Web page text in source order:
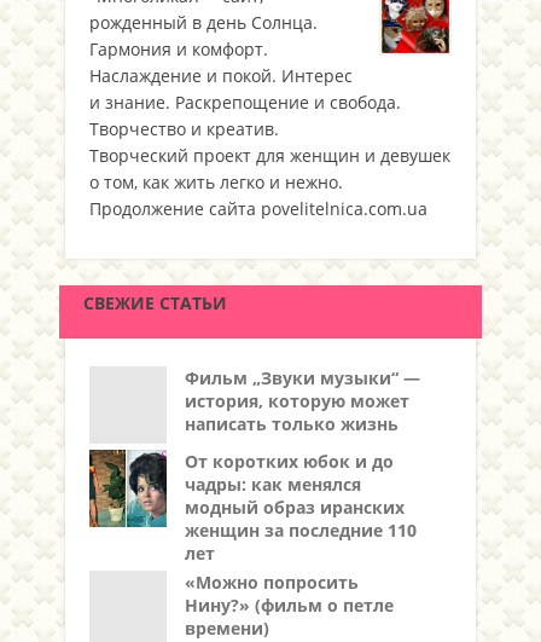
рожденный в день Солнца.
Гармония и комфорт.
Наслаждение и покой. Интерес
и знание. Раскрепощение и свобода.
Творчество и креатив.
Творческий проект для женщин и девушек
о том, как жить легко и нежно.
Продолжение сайта povelitelnica.com.ua
СВЕЖИЕ СТАТЬИ
Фильм „Звуки музыки“ —
история, которую может
написать только жизнь
От коротких юбок и до
чадры: как менялся
модный образ иранских
женщин за последние 110
лет
«Можно попросить
Нину?» (фильм о петле
времени)